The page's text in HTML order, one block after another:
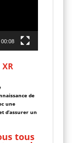
00:08
de
une
d’assurer un
tous